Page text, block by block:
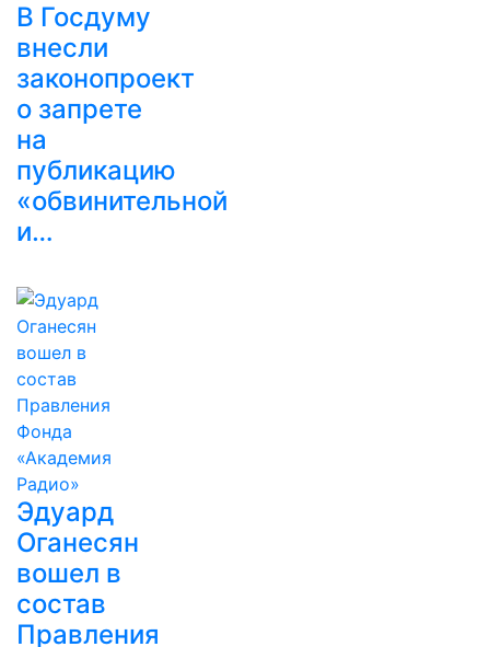
В Госдуму
внесли
законопроект
о запрете
на
публикацию
«обвинительной
и…
Эдуард
Оганесян
вошел в
состав
Правления